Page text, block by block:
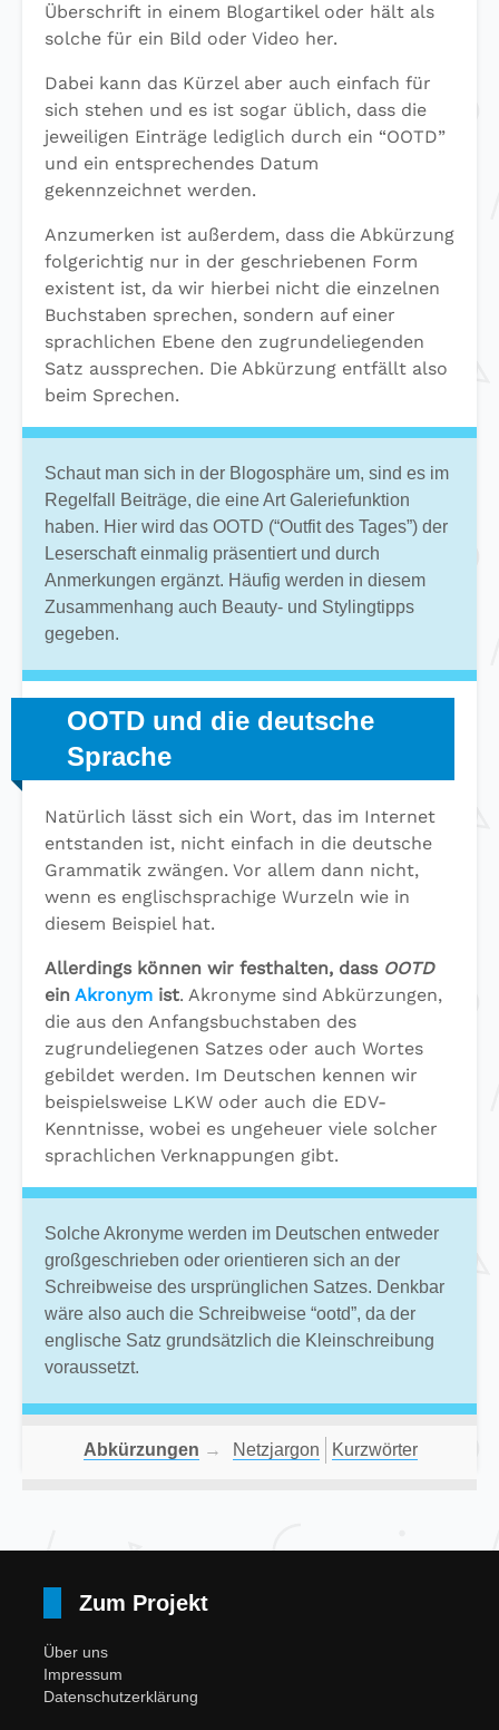
Überschrift in einem Blogartikel oder hält als
solche für ein Bild oder Video her.
Dabei kann das Kürzel aber auch einfach für
sich stehen und es ist sogar üblich, dass die
jeweiligen Einträge lediglich durch ein “OOTD”
und ein entsprechendes Datum
gekennzeichnet werden.
Anzumerken ist außerdem, dass die Abkürzung
folgerichtig nur in der geschriebenen Form
existent ist, da wir hierbei nicht die einzelnen
Buchstaben sprechen, sondern auf einer
sprachlichen Ebene den zugrundeliegenden
Satz aussprechen. Die Abkürzung entfällt also
beim Sprechen.
Schaut man sich in der Blogosphäre um, sind es im
Regelfall Beiträge, die eine Art Galeriefunktion
haben. Hier wird das OOTD (“Outfit des Tages”) der
Leserschaft einmalig präsentiert und durch
Anmerkungen ergänzt. Häufig werden in diesem
Zusammenhang auch Beauty- und Stylingtipps
gegeben.
OOTD und die deutsche
Sprache
Natürlich lässt sich ein Wort, das im Internet
entstanden ist, nicht einfach in die deutsche
Grammatik zwängen. Vor allem dann nicht,
wenn es englischsprachige Wurzeln wie in
diesem Beispiel hat.
Allerdings können wir festhalten, dass OOTD
ein Akronym ist. Akronyme sind Abkürzungen,
die aus den Anfangsbuchstaben des
zugrundeliegenen Satzes oder auch Wortes
gebildet werden. Im Deutschen kennen wir
beispielsweise LKW oder auch die EDV-
Kenntnisse, wobei es ungeheuer viele solcher
sprachlichen Verknappungen gibt.
Solche Akronyme werden im Deutschen entweder
großgeschrieben oder orientieren sich an der
Schreibweise des ursprünglichen Satzes. Denkbar
wäre also auch die Schreibweise “ootd”, da der
englische Satz grundsätzlich die Kleinschreibung
voraussetzt.
Abkürzungen → Netzjargon Kurzwörter
Zum Projekt
Über uns
Impressum
Datenschutzerklärung